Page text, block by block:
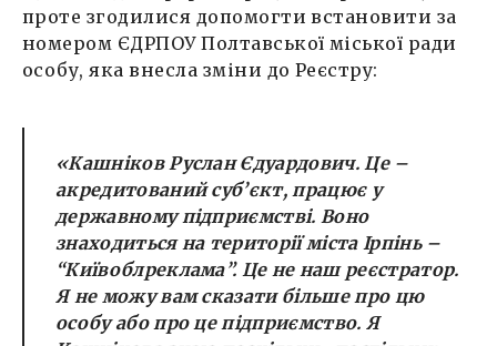
проте згодилися допомогти встановити за
номером ЄДРПОУ Полтавської міської ради
особу, яка внесла зміни до Реєстру:
«Кашніков Руслан Єдуардович. Це –
акредитований суб’єкт, працює у
державному підприємстві. Воно
знаходиться на території міста Ірпінь –
“Київоблреклама”. Це не наш реєстратор.
Я не можу вам сказати більше про цю
особу або про це підприємство. Я